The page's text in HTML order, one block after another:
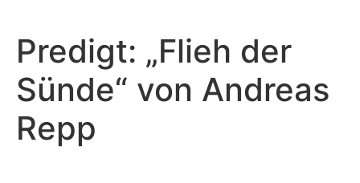
Predigt: „Flieh der
Sünde“ von Andreas
Repp